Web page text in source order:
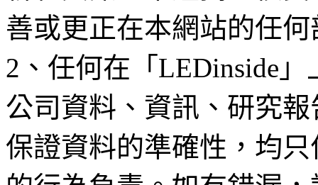
善或更正在本網站的任
2、任何在「LEDinside
公司資料、資訊、研究
保證資料的準確性，均